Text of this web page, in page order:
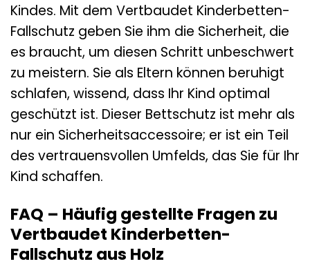
Kindes. Mit dem Vertbaudet Kinderbetten-
Fallschutz geben Sie ihm die Sicherheit, die
es braucht, um diesen Schritt unbeschwert
zu meistern. Sie als Eltern können beruhigt
schlafen, wissend, dass Ihr Kind optimal
geschützt ist. Dieser Bettschutz ist mehr als
nur ein Sicherheitsaccessoire; er ist ein Teil
des vertrauensvollen Umfelds, das Sie für Ihr
Kind schaffen.
FAQ – Häufig gestellte Fragen zu
Vertbaudet Kinderbetten-
Fallschutz aus Holz